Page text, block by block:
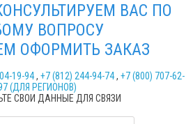
ВАС ПО
ВОПРОСУ
ОФОРМИТЬ ЗАКАЗ
19-94, +7 (812) 244-94-74, +7 (800) 707-62-
(ДЛЯ РЕГИОНОВ)
СВОИ ДАННЫЕ ДЛЯ СВЯЗИ